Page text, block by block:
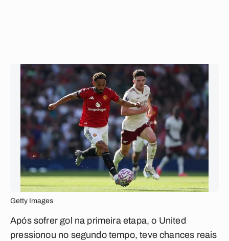
Getty Images
Após sofrer gol na primeira etapa, o United
pressionou no segundo tempo, teve chances reais